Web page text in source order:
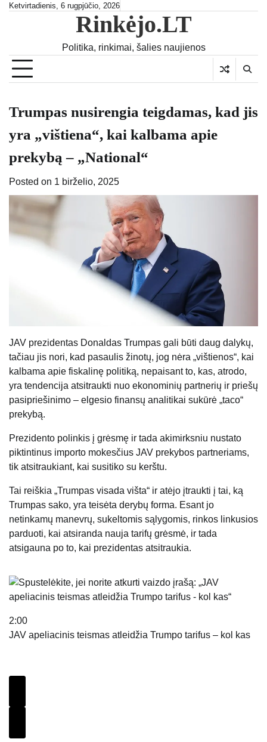
SkipKetvirtadienis, 6 rugpjūčio, 2026
Rinkėjo.LT
Politika, rinkimai, šalies naujienos
Trumpas nusirengia teigdamas, kad jis
yra „vištiena“, kai kalbama apie
prekybą – „National“
Posted on 1 birželio, 2025
JAV prezidentas Donaldas Trumpas gali būti daug dalykų,
tačiau jis nori, kad pasaulis žinotų, jog nėra „vištienos“, kai
kalbama apie fiskalinę politiką, nepaisant to, kas, atrodo,
yra tendencija atsitraukti nuo ekonominių partnerių ir priešų
pasipriešinimo – elgesio finansų analitikai sukūrė „taco“
prekybą.
Prezidento polinkis į grėsmę ir tada akimirksniu nustato
piktintinus importo mokesčius JAV prekybos partneriams,
tik atsitraukiant, kai susitiko su kerštu.
Tai reiškia „Trumpas visada višta“ ir atėjo įtraukti į tai, ką
Trumpas sako, yra teisėta derybų forma. Esant jo
netinkamų manevrų, sukeltomis sąlygomis, rinkos linkusios
parduoti, kai atsiranda nauja tarifų grėsmė, ir tada
atsigauna po to, kai prezidentas atsitraukia.
2:00
JAV apeliacinis teismas atleidžia Trumpo tarifus – kol kas